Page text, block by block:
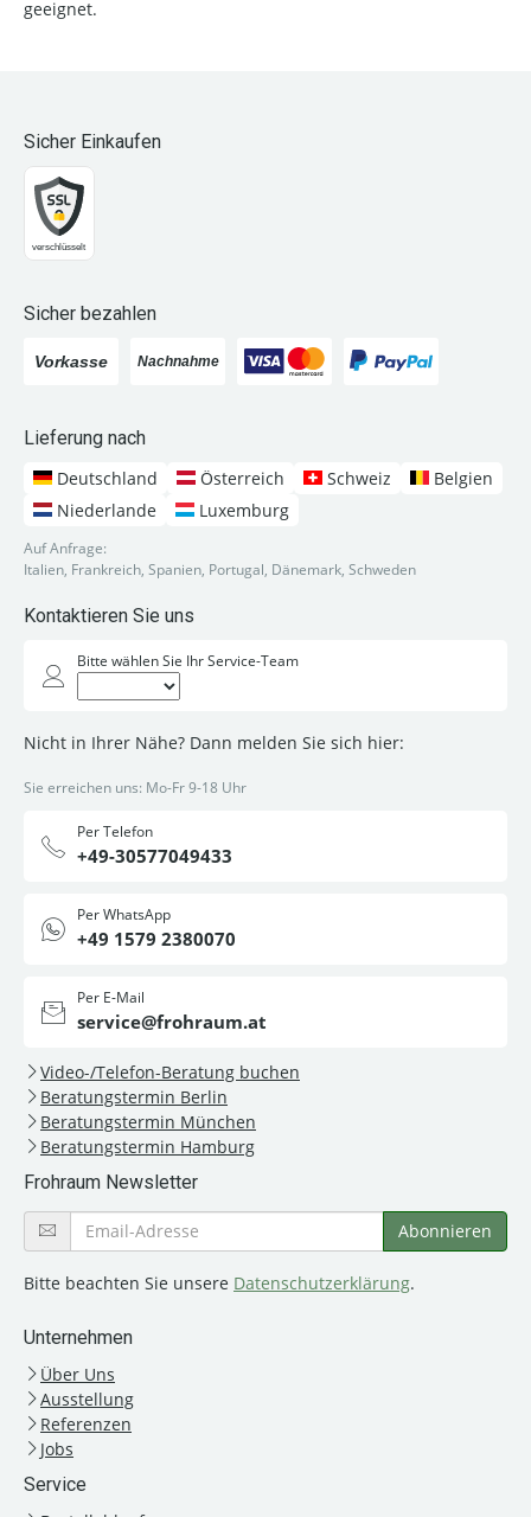
geeignet.
Sicher Einkaufen
Sicher bezahlen
Lieferung nach
Deutschland
Österreich Schweiz
Belgien
Niederlande
Luxemburg
Auf Anfrage:
Italien, Frankreich, Spanien, Portugal, Dänemark, Schweden
Kontaktieren Sie uns
Bitte wählen Sie Ihr Service-Team
Nicht in Ihrer Nähe? Dann melden Sie sich hier:
Sie erreichen uns: Mo-Fr 9-18 Uhr
Per Telefon
+49-30577049433
Per WhatsApp
+49 1579 2380070
Per E-Mail
service@frohraum.at
Video-/Telefon-Beratung buchen
Beratungstermin Berlin
Beratungstermin München
Beratungstermin Hamburg
Frohraum Newsletter
Bitte beachten Sie unsere Datenschutzerklärung.
Unternehmen
Über Uns
Ausstellung
Referenzen
Jobs
Service